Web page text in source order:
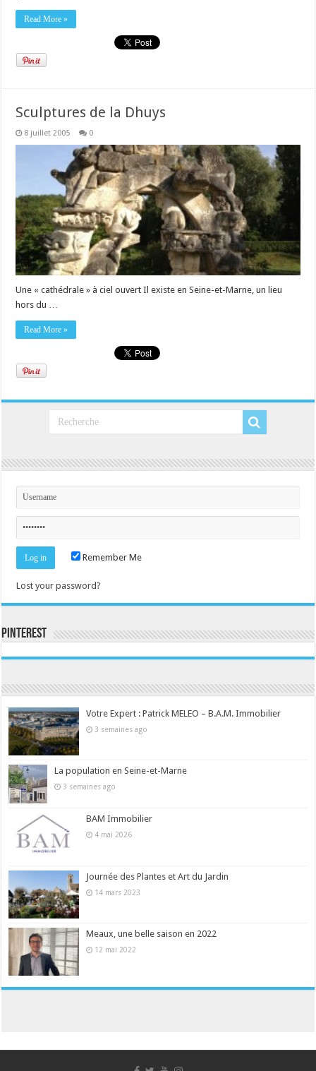
Read More »
Sculptures de la Dhuys
8 juillet 2005 0
Une « cathédrale » à ciel ouvert Il existe en Seine-et-Marne, un lieu
hors du …
Read More »
Remember Me
Lost your password?
Pinterest
Votre Expert : Patrick MELEO – B.A.M. Immobilier
3 semaines ago
La population en Seine-et-Marne
3 semaines ago
BAM Immobilier
4 mai 2026
Journée des Plantes et Art du Jardin
14 mars 2023
Meaux, une belle saison en 2022
12 mai 2022